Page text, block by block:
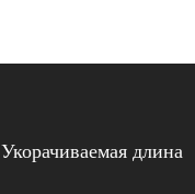
Укорачиваемая длина